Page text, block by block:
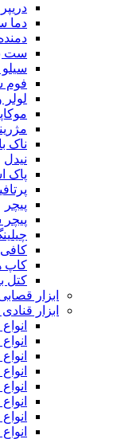
دما
ست
فوم
لولر
ناک
نیدل
پاک
پیچر
کاپ
کتل
ابزار
ابزار